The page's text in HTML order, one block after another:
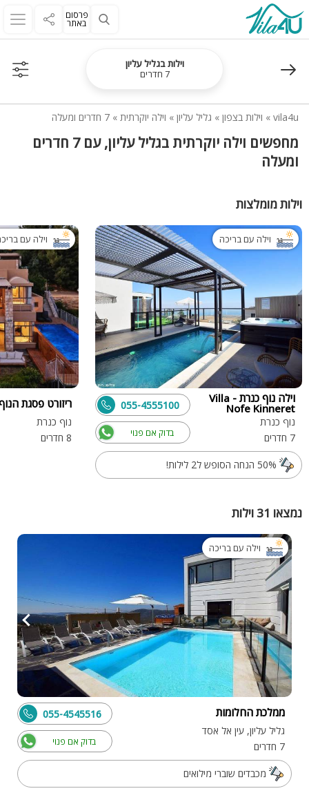
פרסום
באתר
וילות בגליל עליון
7 חדרים
vila4u
» וילות בצפון » גליל עליון » וילה יוקרתית » 7 חדרים ומעלה
מחפשים וילה יוקרתית בגליל עליון, עם 7 חדרים
ומעלה
וילות מומלצות
וילה עם בריכה
וילה נוף כנרת - Villa
Nofe Kinneret
נוף כנרת
7 חדרים
בדוק אם פנוי
055-4555100
50% הנחה הסופש ל2 לילות!
וילה עם
ריזורט פסגת
נוף כנרת
8 חדרים
נמצאו 31 וילות
וילה עם בריכה
ממלכת החלומות
גליל עליון, עין אל אסד
7 חדרים
בדוק אם פנוי
055-4545516
מכבדים שוברי מילואים